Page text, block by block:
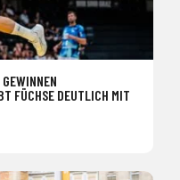
FÜCHSE DEUTLICH MIT